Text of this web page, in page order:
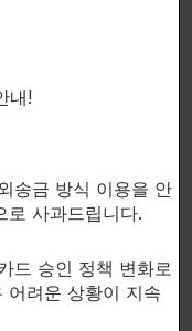
을 함유하고 있
의 회복력향상에
는 중에도
장아미노산수치
내!
송금 방식 이용을 안
로 사과드립니다.
드 승인 정책 변화로
어려운 상황이 지속